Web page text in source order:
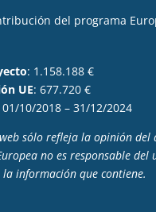
del programa
: 1.158.188 €
UE: 677.720 €
10/2018 – 31/12/2024
sólo refleja la opinión del
no es responsable del
la información que contiene.